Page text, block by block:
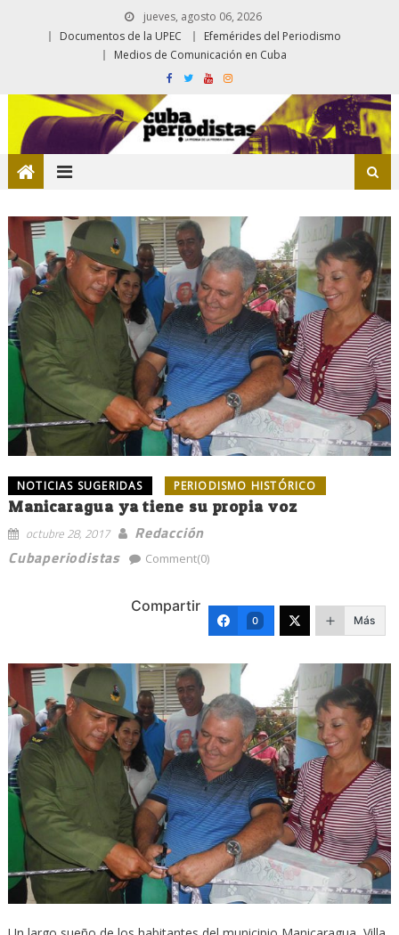
jueves, agosto 06, 2026
Documentos de la UPEC
Efemérides del Periodismo
Medios de Comunicación en Cuba
NOTICIAS SUGERIDAS PERIODISMO HISTÓRICO
Manicaragua ya tiene su propia voz
octubre 28, 2017
Redacción
Cubaperiodistas
Comment(0)
Compartir
0 Más